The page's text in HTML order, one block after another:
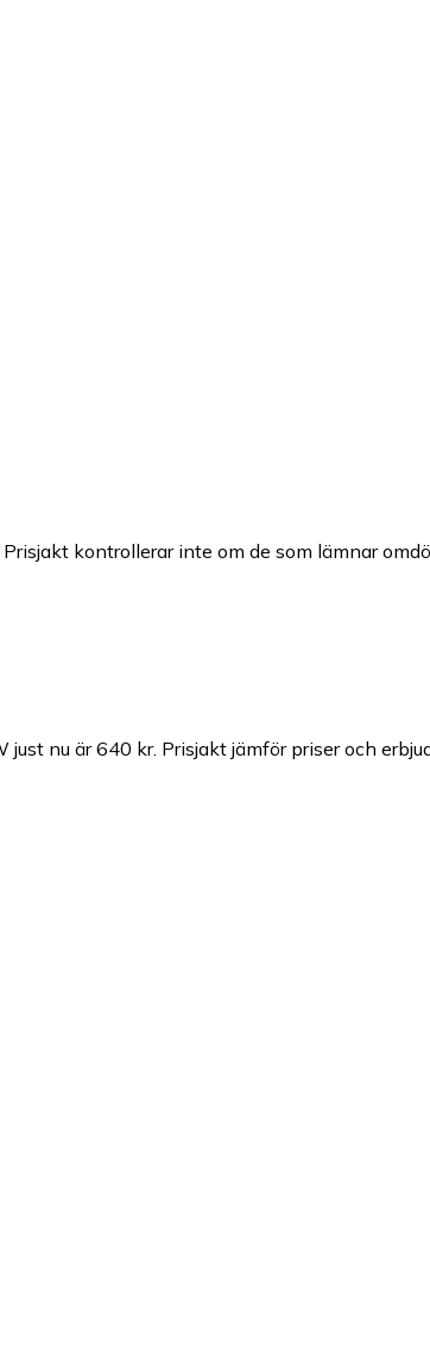
kontrollerar inte om de som lämnar
nu är 640 kr. Prisjakt jämför priser och